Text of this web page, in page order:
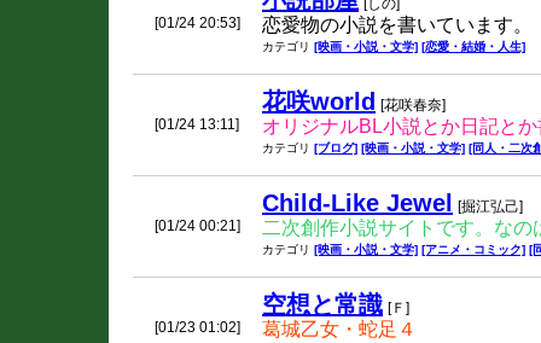
[01/24 20:53]
[しの]
恋愛物の小説を書いています。
カテゴリ [映画・小説・文学] [恋愛・結婚・人生]
[01/24 13:11]
花咲world [花咲春奈]
オリジナルBL小説とか日記と
カテゴリ [ブログ] [映画・小説・文学] [同人・二次
[01/24 00:21]
Child-Like Jewel [掘江弘己]
二次創作小説サイトです。な
カテゴリ [映画・小説・文学] [アニメ・コミック] [
[01/23 01:02]
空想と常識 [Ｆ]
葛城乙女・蛇足４